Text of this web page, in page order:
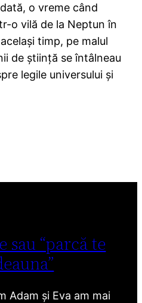
o vreme când
o vilă de la Neptun în
timp, pe malul
de știință se întâlneau
legile universului și
sau “parcă te
Adam și Eva am mai